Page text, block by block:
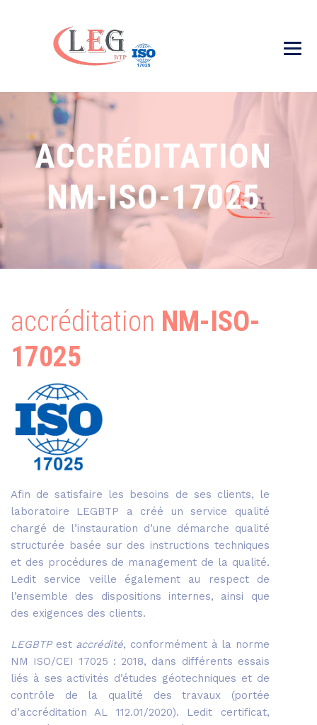
ACCRÉDITATION
NM-ISO-17025
accréditation NM-ISO-
17025
Afin de satisfaire les besoins de ses clients, le
laboratoire LEGBTP a créé un service qualité
chargé de l’instauration d’une démarche qualité
structurée basée sur des instructions techniques
et des procédures de management de la qualité.
Ledit service veille également au respect de
l’ensemble des dispositions internes, ainsi que
des exigences des clients.
LEGBTPest accrédité, conformément à la norme
NM ISO/CEI 17025 : 2018, dans différents essais
liés à ses activités d’études géotechniques et de
contrôle de la qualité des travaux (portée
d’accréditation AL 112.01/2020). Ledit certificat,